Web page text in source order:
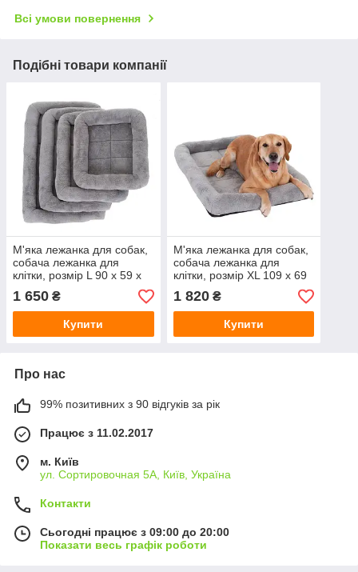
Всі умови повернення
Подібні товари компанії
М'яка лежанка для собак,
собача лежанка для
клітки, розмір L 90 х 59 х
10 см
1 650 ₴
Купити
М'яка лежанка для собак,
собача лежанка для
клітки, розмір XL 109 х 69
х 10 см
1 820₴
Купити
Про нас
99% позитивних з 90 відгуків за рік
Працює з 11.02.2017
м. Київ
ул. Сортировочная 5А, Київ, Україна
Контакти
Сьогодні працює з 09:00 до 20:00
Показати весь графік роботи